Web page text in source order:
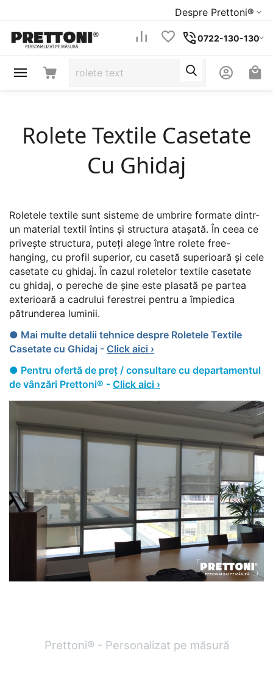
Despre Prettoni®
0722-130-130
Rolete Textile Casetate
Cu Ghidaj
Roletele textile sunt sisteme de umbrire formate dintr-
un material textil întins și structura atașată. În ceea ce
privește structura, puteți alege între rolete free-
hanging, cu profil superior, cu casetă superioară și cele
casetate cu ghidaj. În cazul roletelor textile casetate
cu ghidaj, o pereche de șine este plasată pe partea
exterioară a cadrului ferestrei pentru a împiedica
pătrunderea luminii.
● Mai multe detalii tehnice despre Roletele Textile
Casetate cu Ghidaj - Click aici ›
● Pentru ofertă de preț / consultare cu departamentul
de vânzări Prettoni® - Click aici ›
Prettoni® - Personalizat pe măsură